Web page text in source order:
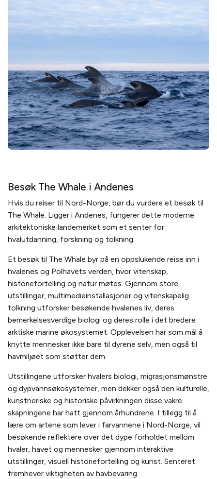
Besøk The Whale i Andenes
Hvis du reiser til Nord-Norge, bør du vurdere et besøk til
The Whale. Ligger i Andenes, fungerer dette moderne
arkitektoniske landemerket som et senter for
hvalutdanning, forskning og tolkning.
Et besøk til The Whale byr på en oppslukende reise inn i
hvalenes og Polhavets verden, hvor vitenskap,
historiefortelling og natur møtes. Gjennom store
utstillinger, multimedieinstallasjoner og vitenskapelig
tolkning utforsker besøkende hvalenes liv, deres
bemerkelsesverdige biologi og deres rolle i det bredere
arktiske marine økosystemet. Opplevelsen har som mål å
knytte mennesker ikke bare til dyrene selv, men også til
havmiljøet som støtter dem.
Utstillingene utforsker hvalers biologi, migrasjonsmønstre
og dypvannsøkosystemer, men dekker også den kulturelle,
kunstneriske og historiske påvirkningen disse vakre
skapningene har hatt gjennom århundrene. I tillegg til å
lære om artene som lever i farvannene i Nord-Norge, vil
besøkende reflektere over det dype forholdet mellom
hvaler, havet og mennesker gjennom interaktive
utstillinger, visuell historiefortelling og kunst. Senteret
fremhever viktigheten av havbevaring.